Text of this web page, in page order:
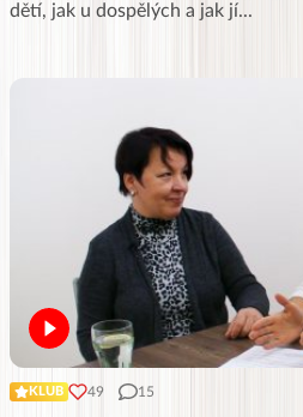
dětí, jak u dospělých a jak jí...
KLUB 49 15